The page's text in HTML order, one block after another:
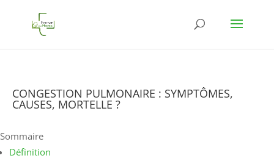
CONGESTION PULMONAIRE : SYMPTÔMES,
CAUSES, MORTELLE ?
Sommaire
Définition